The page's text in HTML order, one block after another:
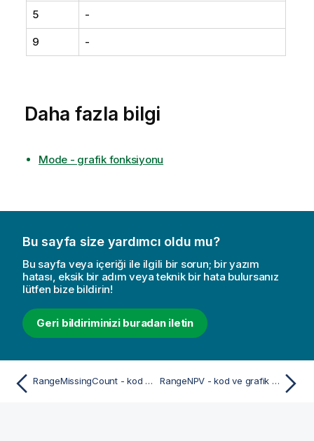
5 -
9 -
Daha fazla bilgi
Mode - grafik fonksiyonu
Bu sayfa size yardımcı oldu mu?
Bu sayfa veya içeriği ile ilgili bir sorun; bir yazım
hatası, eksik bir adım veya teknik bir hata bulursanız
lütfen bize bildirin!
Geri bildiriminizi buradan iletin
RangeMissingCount - kod ve grafik fonksiyonu RangeNPV - kod ve grafik fonksiyonu